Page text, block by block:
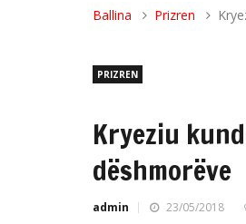
Ballina Prizren
PRIZREN
Kryeziu
dëshmorëve
admin 23/05/2018